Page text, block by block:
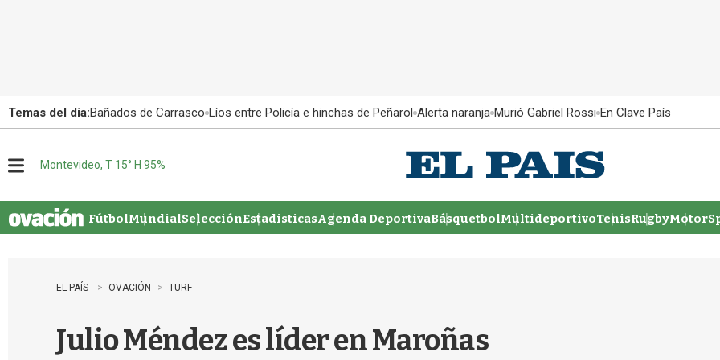
Temas del día:Bañados de Carrasco Líos entre Policía e hinchas de Peñarol Alerta naranja Murió Gabriel Rossi En Clave País
u
Montevideo, T 15° H 95%
FútbolMundialSelecciónEstadisticasAgenda DeportivaBásquetbolMultideportivoTenisRugby
EL PAÍS OVACIÓN TURF
Julio Méndez es líder en Maroñas